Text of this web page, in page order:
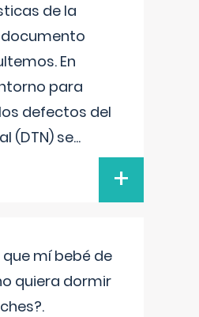
de la
documento
En
para
defectos del
(DTN) se...
+
que mí bebé de
quiera dormir